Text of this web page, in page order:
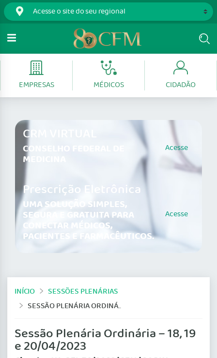
EMPRESAS MÉDICOS CIDADÃO
CRM VIRTUAL
CONSELHO FEDERAL DE
MEDICINA
Acesse
Prescrição Eletrônica
UMA SOLUÇÃO SIMPLES,
SEGURA E GRATUITA PARA
CONECTAR MÉDICOS,
PACIENTES E FARMACÊUTICOS.
Acesse
INÍCIO
SESSÕES PLENÁRIAS
SESSÃO PLENÁRIA ORDINÁRIA – 18, 19 E 20/04/2023
Sessão Plenária Ordinária – 18, 19
e 20/04/2023